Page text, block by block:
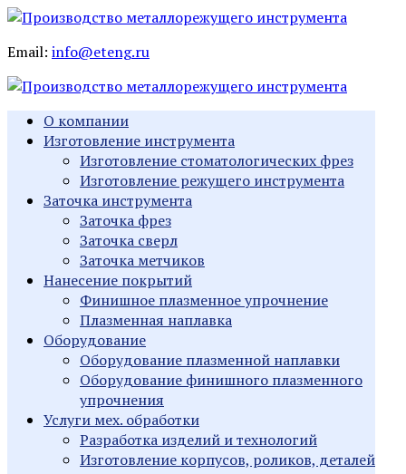
Email: info@eteng.ru
О компании
Изготовление инструмента
Изготовление стоматологических фрез
Изготовление режущего инструмента
Заточка инструмента
Заточка фрез
Заточка сверл
Заточка метчиков
Нанесение покрытий
Финишное плазменное упрочнение
Плазменная наплавка
Оборудование
Оборудование плазменной наплавки
Оборудование финишного плазменного
упрочнения
Услуги мех. обработки
Разработка изделий и технологий
Изготовление корпусов, роликов, деталей